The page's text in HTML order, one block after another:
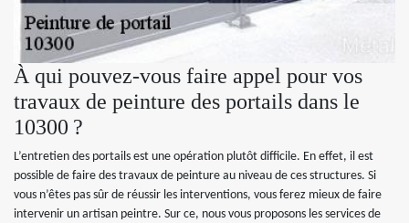
À qui pouvez-vous faire appel pour vos
travaux de peinture des portails dans le
10300 ?
L’entretien des portails est une opération plutôt difficile. En effet, il est
possible de faire des travaux de peinture au niveau de ces structures. Si
vous n’êtes pas sûr de réussir les interventions, vous ferez mieux de faire
intervenir un artisan peintre. Sur ce, nous vous proposons les services de